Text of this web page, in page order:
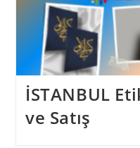
İSTANBUL
ve Satış